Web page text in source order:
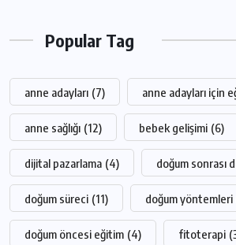
Popular Tag
anne adayları (7) anne adayları için
anne sağlığı (12) bebek gelişimi (6)
dijital pazarlama (4) doğum sonrası
doğum süreci (11) doğum yöntemleri
doğum öncesi eğitim (4) fitoterapi